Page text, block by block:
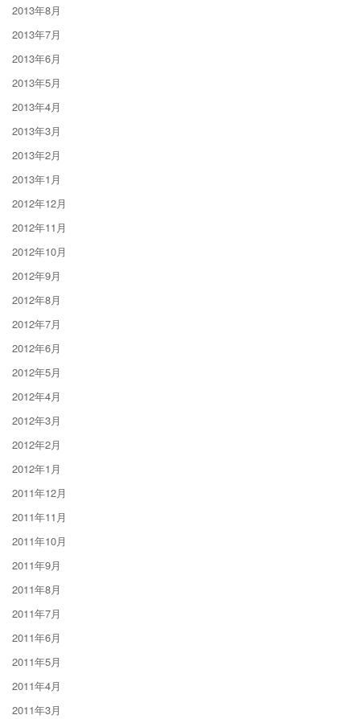
2013年8月
2013年7月
2013年6月
2013年5月
2013年4月
2013年3月
2013年2月
2013年1月
2012年12月
2012年11月
2012年10月
2012年9月
2012年8月
2012年7月
2012年6月
2012年5月
2012年4月
2012年3月
2012年2月
2012年1月
2011年12月
2011年11月
2011年10月
2011年9月
2011年8月
2011年7月
2011年6月
2011年5月
2011年4月
2011年3月